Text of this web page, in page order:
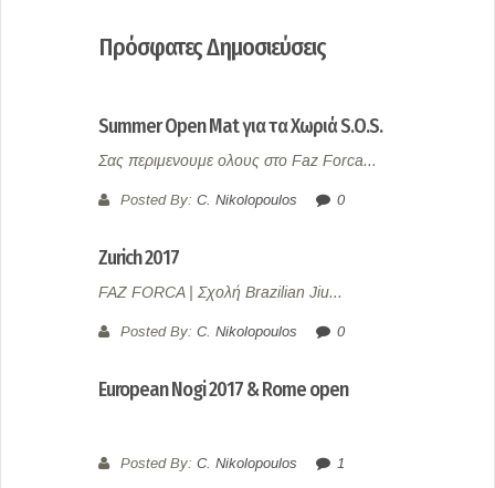
Πρόσφατες Δημοσιεύσεις
Summer Open Mat για τα Χωριά S.O.S.
Σας περιμενουμε ολους στο Faz Forca...
Posted By: C. Nikolopoulos 0
Zurich 2017
FAZ FORCA | Σχολή Brazilian Jiu...
Posted By: C. Nikolopoulos 0
European Nogi 2017 & Rome open
Posted By: C. Nikolopoulos 1